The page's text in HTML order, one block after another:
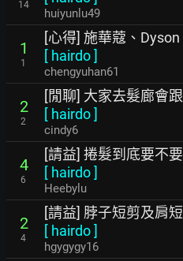
14
huiyunlu49
1
1
[心得] 施華蔻、
[ hairdo]
chengyuhan61
2
2
[閒聊] 大家去髮廊會
[ hairdo]
cindy6
4
6
[請益] 捲髮到底要不
[ hairdo]
Heebylu
2
4
[請益] 脖子短剪及肩
[ hairdo]
hgygygy16